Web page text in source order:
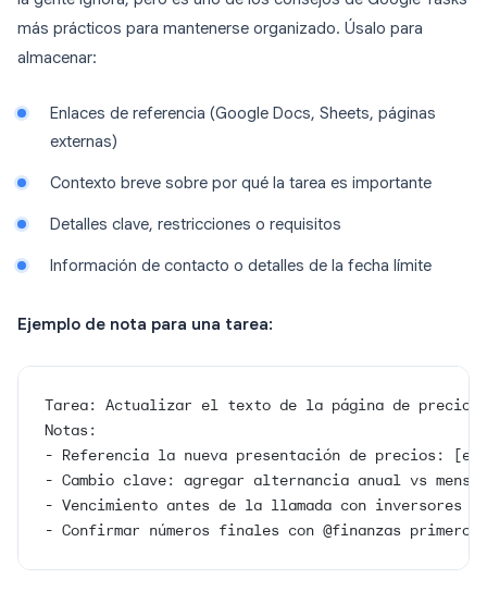
más prácticos para mantenerse organizado. Úsalo para
almacenar:
Enlaces de referencia (Google Docs, Sheets, páginas
externas)
Contexto breve sobre por qué la tarea es importante
Detalles clave, restricciones o requisitos
Información de contacto o detalles de la fecha límite
Ejemplo de nota para una tarea:
Tarea: Actualizar el texto de la página de precios
Notas:
- Referencia la nueva presentación de precios:
- Cambio clave: agregar alternancia anual vs
- Vencimiento antes de la llamada con inversores
- Confirmar números finales con @finanzas primero